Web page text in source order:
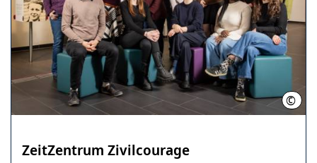
© LHH
ZeitZentrum Zivilcourage